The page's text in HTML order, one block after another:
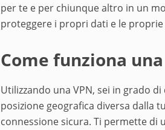
per te e per chiunque altro in un
proteggere i propri dati e le
Come funziona una
Utilizzando una VPN, sei in grado
posizione geografica diversa dalla
connessione sicura. Ti permette